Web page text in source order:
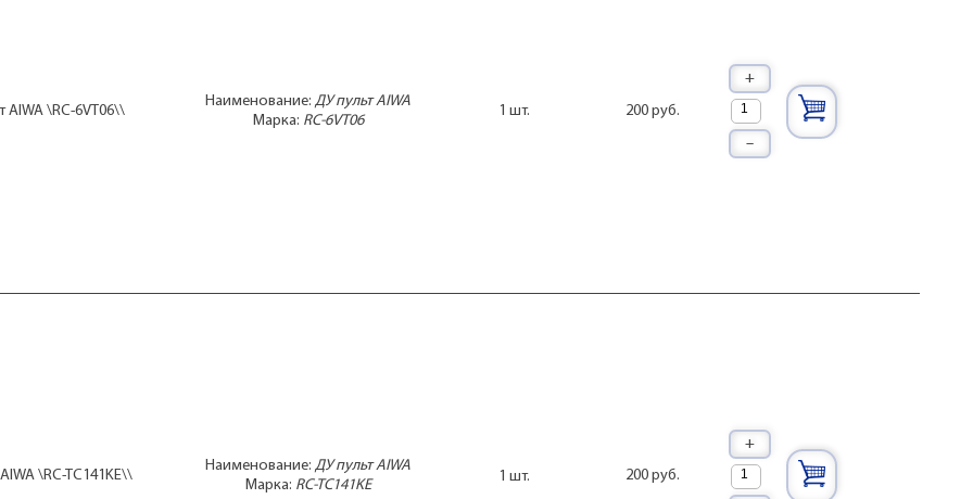
AIWA \RC-6VT06\\
Наименование:ДУ пульт AIWA
Марка: RC-6VT06
1 шт. 200 руб.
+
–
\RC-TC141KE\\
Наименование:ДУ пульт AIWA
Марка: RC-TC141KE
1 шт. 200 руб.
+